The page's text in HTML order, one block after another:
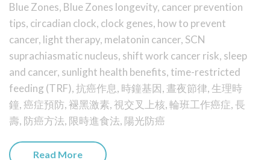
Blue Zones, Blue Zones longevity, cancer prevention
tips, circadian clock, clock genes, how to prevent
cancer, light therapy, melatonin cancer, SCN
suprachiasmatic nucleus, shift work cancer risk, sleep
and cancer, sunlight health benefits, time-restricted
feeding (TRF),抗癌作息, 時鐘基因,晝夜節律, 生理時
鐘,癌症預防,褪黑激素,視交叉上核,輪班工作癌症,長
壽, 防癌方法, 限時進食法, 陽光防癌
Read More